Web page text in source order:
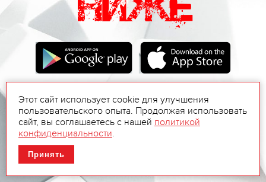
Этот сайт использует cookie для улучшения
пользовательского опыта. Продолжая использовать
сайт, вы соглашаетесь с нашей политикой
конфиденциальности.
Принять